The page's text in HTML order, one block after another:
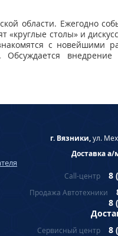
области. Ежегодно
столы» и
с новейшими
Обсуждается
г. Вязники,ул.
Доставка а/
Call-центр 8
Продажа Автотехники
8
Сервисный центр 8